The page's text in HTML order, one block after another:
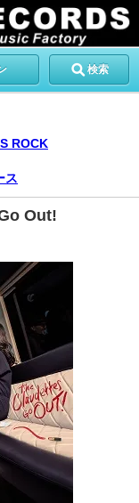
検索
ROCK
ス
Out!